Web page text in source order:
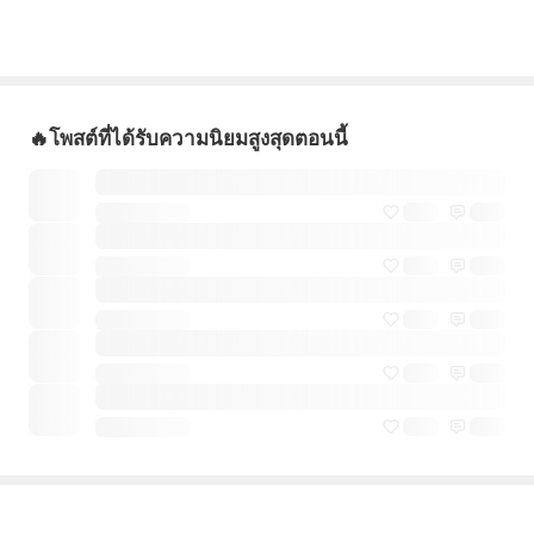
🔥โพสต์ที่ได้รับความนิยมสูงสุดตอนนี้